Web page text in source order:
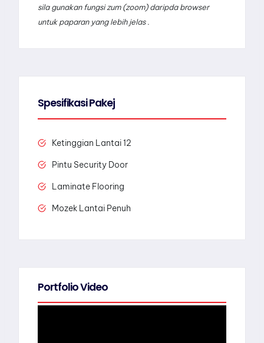
sila gunakan fungsi zum (zoom) daripda browser
untuk paparan yang lebih jelas .
Spesifikasi Pakej
Ketinggian Lantai 12
Pintu Security Door
Laminate Flooring
Mozek Lantai Penuh
Portfolio Video